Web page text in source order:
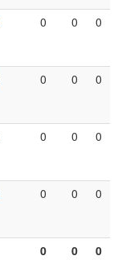
0 0 0
0 0 0
0 0 0
0 0 0
0 0 0